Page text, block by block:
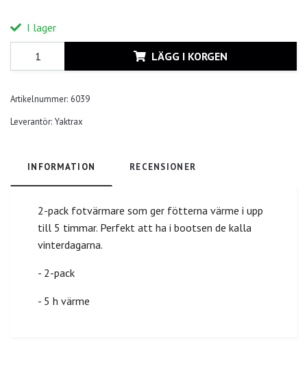
I lager
LÄGG I KORGEN
Artikelnummer: 6039
Leverantör: Yaktrax
INFORMATION RECENSIONER
2-pack fotvärmare som ger fötterna värme i upp
till 5 timmar. Perfekt att ha i bootsen de kalla
vinterdagarna.
- 2-pack
- 5 h värme